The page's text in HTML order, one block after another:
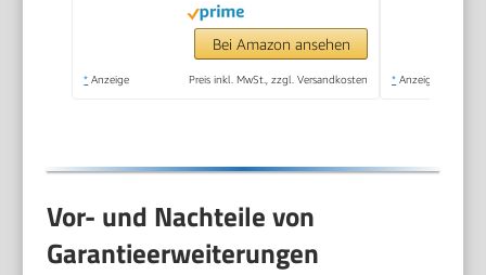
Metall
Bei Amazon ansehen
* Anzeige Preis inkl. MwSt., zzgl. Versandkosten * Anzeige
Vor- und Nachteile von
Garantieerweiterungen